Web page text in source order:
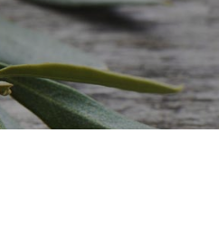
T
V
A
R
U